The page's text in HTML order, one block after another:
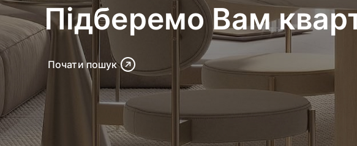
Підберемо Вам
Почати пошук